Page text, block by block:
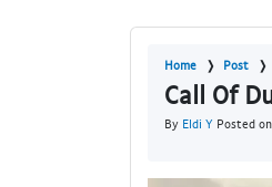
Home Post
Call Of
By Eldi Y Posted